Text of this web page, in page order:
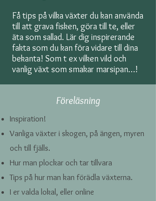
Få tips på vilka växter du kan använda
till att grava fisken, göra till te, eller
äta som sallad. Lär dig inspirerande
fakta som du kan föra vidare till dina
bekanta! Som t ex vilken vild och
vanlig växt som smakar marsipan…!
Föreläsning
Inspiration!
Vanliga växter i skogen, på ängen, myren
och till fjälls.
Hur man plockar och tar tillvara
Tips på hur man kan förädla växterna.
I er valda lokal, eller online